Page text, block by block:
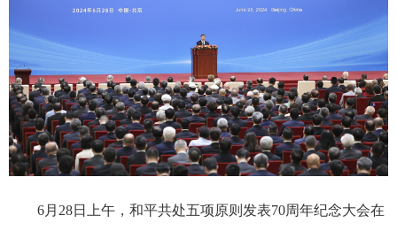
6月28日上午，和平共处五项原则发表70周年纪念大会在